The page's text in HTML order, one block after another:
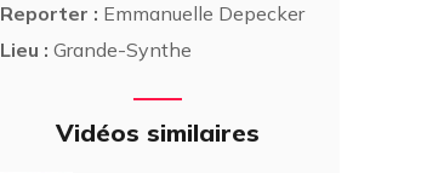
Reporter : Emmanuelle Depecker
Lieu : Grande-Synthe
Vidéos similaires